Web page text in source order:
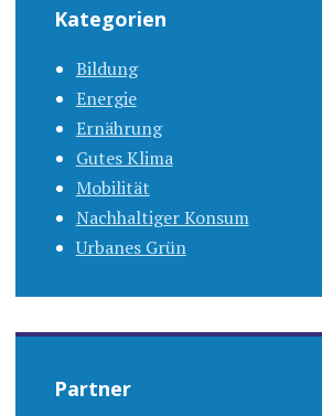
Kategorien
Bildung
Energie
Ernährung
Gutes Klima
Mobilität
Nachhaltiger Konsum
Urbanes Grün
Partner